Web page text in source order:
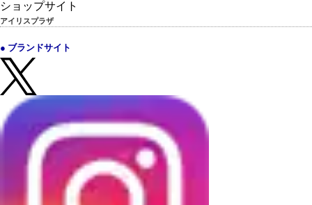
ショップサイト
アイリスプラザ
● ブランドサイト